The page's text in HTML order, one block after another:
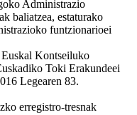
Administrazio
baliatzea, estaturako
funtzionarioei
Kontseiluko
Toki Erakundeei
Legearen 83.
erregistro-tresnak